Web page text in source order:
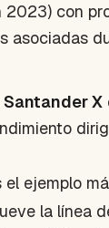
2023) con
asociadas
X
el ejemplo
la línea